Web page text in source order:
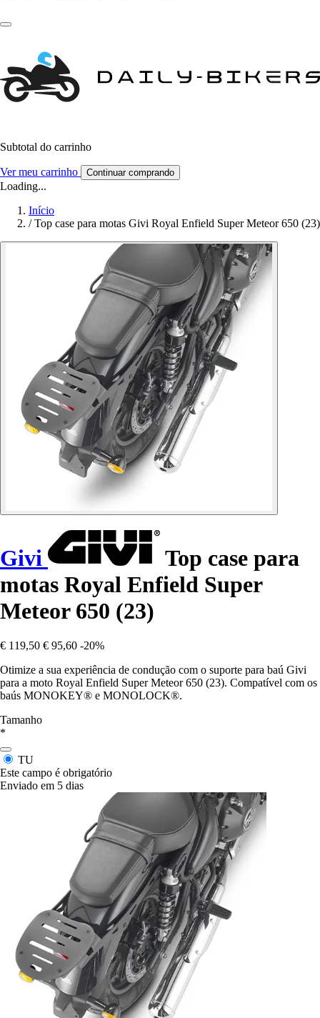
Subtotal do carrinho
Ver meu carrinho Continuar comprando
Loading...
Início
/ Top case para motas Givi Royal Enfield Super Meteor 650 (23)
Givi
Top case para
motas Royal Enfield Super
Meteor 650 (23)
€ 119,50 € 95,60 -20%
Otimize a sua experiência de condução com o suporte para baú Givi
para a moto Royal Enfield Super Meteor 650 (23). Compatível com os
baús MONOKEY® e MONOLOCK®.
Tamanho
*
TU
Este campo é obrigatório
Enviado em 5 dias